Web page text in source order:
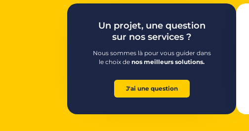
Un projet, une question
sur nos services ?
Nous sommes là pour vous guider dans
le choix denos meilleurs solutions.
J'ai une question